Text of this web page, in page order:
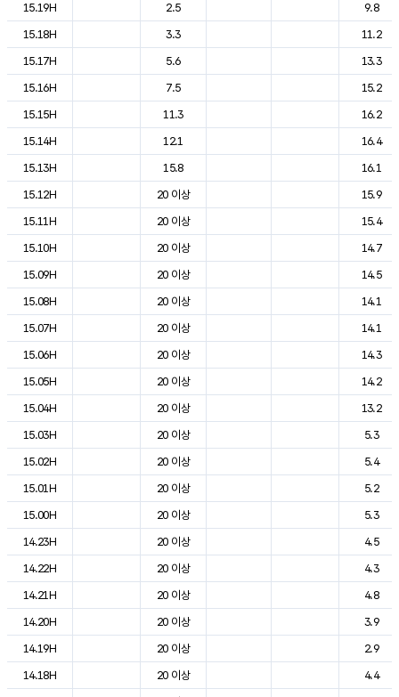
15.19H
2.5
9.8
15.18H
3.3
11.2
15.17H
5.6
13.3
15.16H
7.5
15.2
15.15H
11.3
16.2
15.14H
12.1
16.4
15.13H
15.8
16.1
15.12H
20 이상
15.9
15.11H
20 이상
15.4
15.10H
20 이상
14.7
15.09H
20 이상
14.5
15.08H
20 이상
14.1
15.07H
20 이상
14.1
15.06H
20 이상
14.3
15.05H
20 이상
14.2
15.04H
20 이상
13.2
15.03H
20 이상
5.3
15.02H
20 이상
5.4
15.01H
20 이상
5.2
15.00H
20 이상
5.3
14.23H
20 이상
4.5
14.22H
20 이상
4.3
14.21H
20 이상
4.8
14.20H
20 이상
3.9
14.19H
20 이상
2.9
14.18H
20 이상
4.4